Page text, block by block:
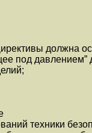
должна
под давлением”
техники